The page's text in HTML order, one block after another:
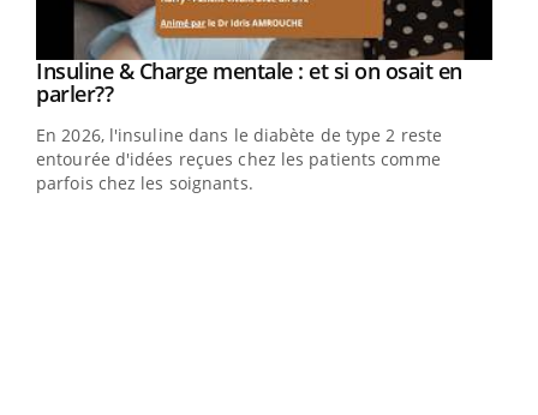
Youtube
Insuline & Charge mentale : et si on osait en
parler??Youtube
En 2026, l'insuline dans le diabète de type 2 reste
entourée d'idées reçues chez les patients comme
parfois chez les soignants.